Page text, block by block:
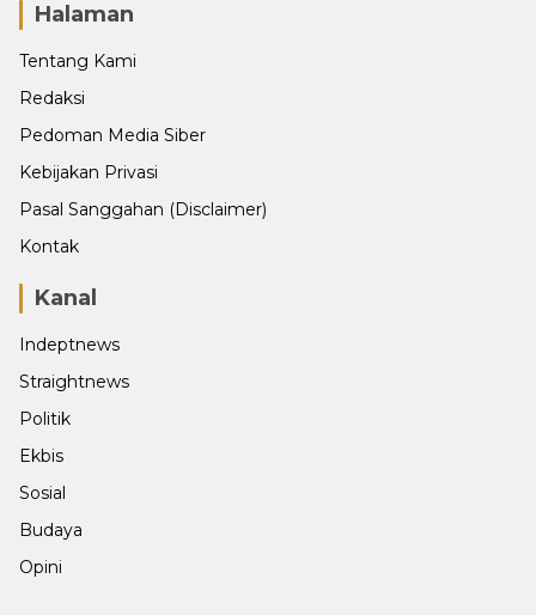
Halaman
Tentang Kami
Redaksi
Pedoman Media Siber
Kebijakan Privasi
Pasal Sanggahan (Disclaimer)
Kontak
Kanal
Indeptnews
Straightnews
Politik
Ekbis
Sosial
Budaya
Opini